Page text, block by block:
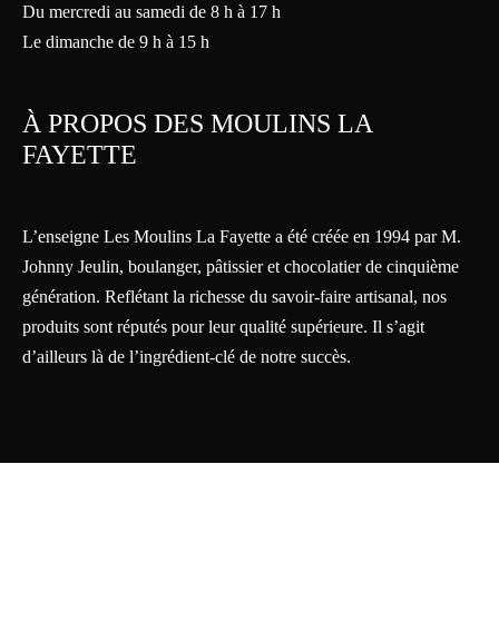
Du mercredi au samedi de 8 h à 17 h
Le dimanche de 9 h à 15 h
À PROPOS DES MOULINS LA
FAYETTE
L’enseigne Les Moulins La Fayette a été créée en 1994 par M.
Johnny Jeulin, boulanger, pâtissier et chocolatier de cinquième
génération. Reflétant la richesse du savoir-faire artisanal, nos
produits sont réputés pour leur qualité supérieure. Il s’agit
d’ailleurs là de l’ingrédient-clé de notre succès.